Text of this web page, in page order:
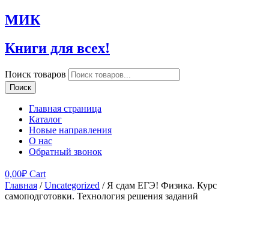
МИК
Книги для всех!
Поиск товаров
Поиск
Главная страница
Каталог
Новые направления
О нас
Обратный звонок
0,00₽ Cart
Главная /Uncategorized / Я сдам ЕГЭ! Физика. Курс
самоподготовки. Технология решения заданий